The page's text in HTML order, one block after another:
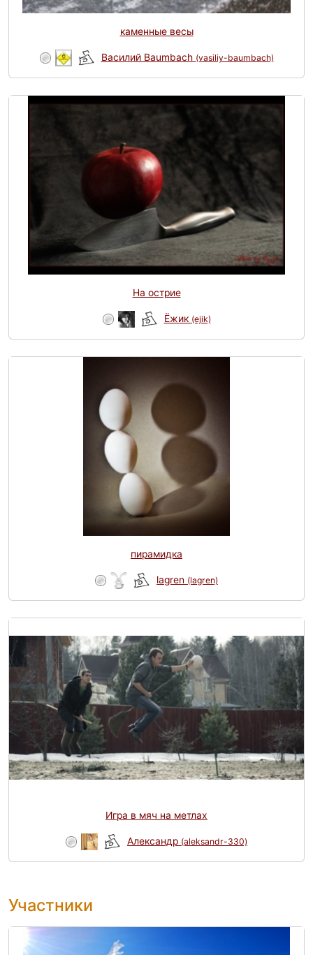
каменные весы
Василий Baumbach (vasiliy-baumbach)
На острие
Ёжик (ejik)
пирамидка
lagren (lagren)
Игра в мяч на метлах
Александр (aleksandr-330)
Участники